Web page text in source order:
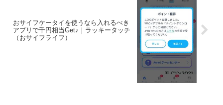
おサイフケータイを使うなら入れるべき
アプリで千円相当Get♪｜ラッキータッチ
（おサイフライフ）